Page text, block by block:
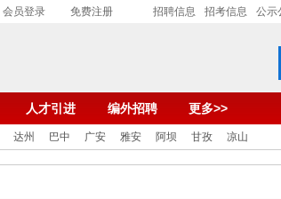
会员登录 免费注册 招聘信息 招考信息 公示
人才引进 编外招聘 更多>>
达州 巴中 广安 雅安 阿坝 甘孜 凉山